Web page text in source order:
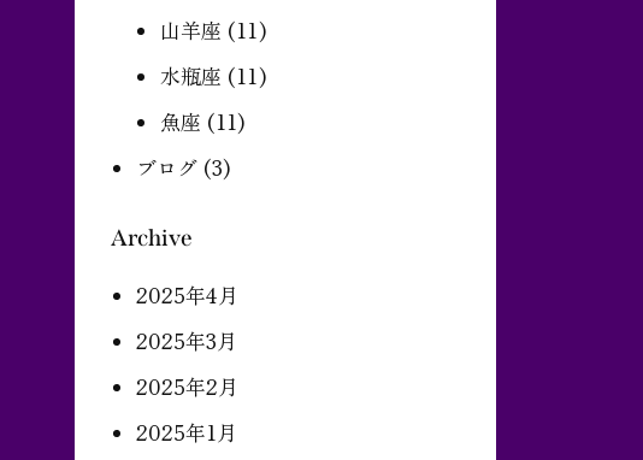
山羊座 (11)
水瓶座 (11)
魚座 (11)
ブログ(3)
Archive
2025年4月
2025年3月
2025年2月
2025年1月